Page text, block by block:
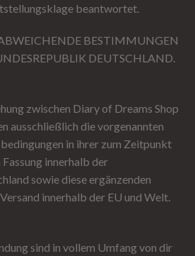
beantwortet.
BESTIMMUNGEN
DEUTSCHLAND.
zwischen Diary of Dreams Shop
ausschließlich die vorgenannten
in ihrer zum Zeitpunkt
innerhalb der
sowie diese ergänzenden
innerhalb der EU und Welt.
sind in vollem Umfang von dir